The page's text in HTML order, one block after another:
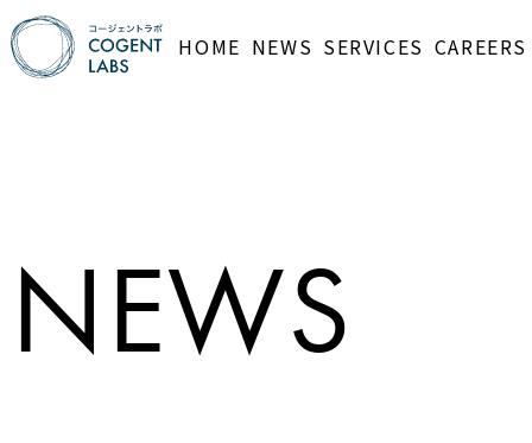
HOME NEWS SERVICES CAREERS
NEWS